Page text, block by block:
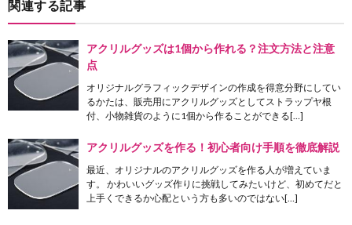
関連する記事
アクリルグッズは1個から作れる？注文方法と注意
点
オリジナルグラフィックデザインの作成を得意分野にしてい
るかたは、販売用にアクリルグッズとしてストラップヤ根
付、小物雑貨のように1個から作ることができる[…]
アクリルグッズを作る！初心者向け手順を徹底解説
最近、オリジナルのアクリルグッズを作る人が増えていま
す。 かわいいグッズ作りに挑戦してみたいけど、初めてだと
上手くできるか心配という方も多いのではない[…]